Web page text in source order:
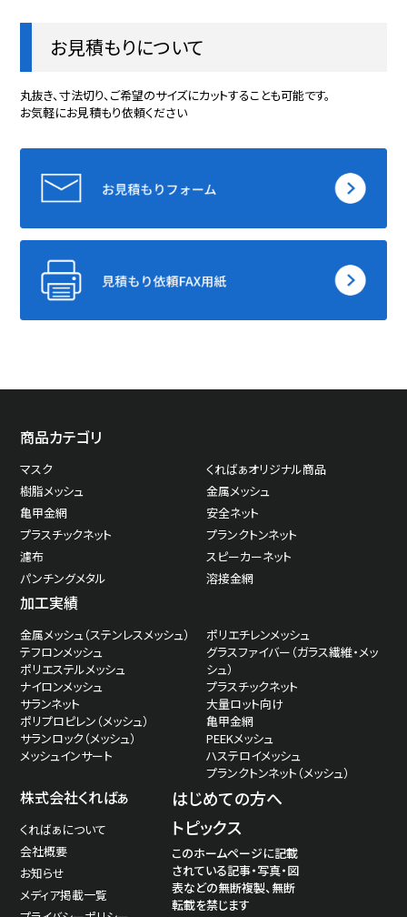
お見積もりについて
丸抜き、寸法切り、ご希望のサイズにカットすることも可能です。
お気軽にお見積もり依頼ください
商品カテゴリ
マスク
くればぁオリジナル商品
樹脂メッシュ
金属メッシュ
亀甲金網
安全ネット
プラスチックネット
プランクトンネット
濾布
スピーカーネット
パンチングメタル
溶接金網
加工実績
金属メッシュ（ステンレスメッシュ）
テフロンメッシュ
ポリエステルメッシュ
ナイロンメッシュ
サランネット
ポリプロピレン（メッシュ）
サランロック（メッシュ）
メッシュインサート
ポリエチレンメッシュ
グラスファイバー（ガラス繊維・メッ
シュ）
プラスチックネット
大量ロット向け
亀甲金網
PEEKメッシュ
ハステロイメッシュ
プランクトンネット（メッシュ）
株式会社くればぁ
くればぁについて
会社概要
お知らせ
メディア掲載一覧
はじめての方へ
トピックス
このホームページに記載
されている記事・写真・図
表などの無断複製、無断
転載を禁じます